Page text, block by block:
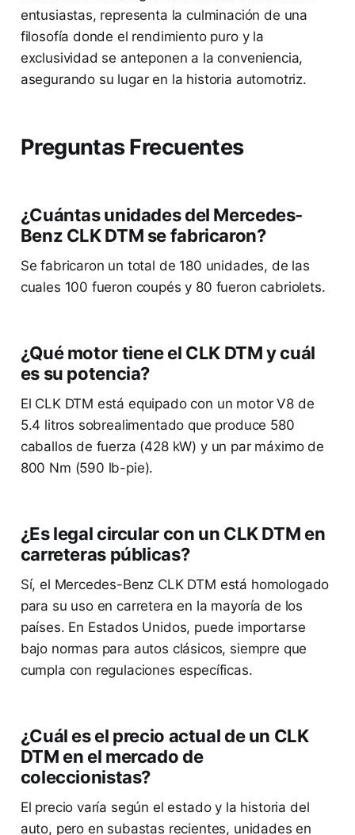
entusiastas, representa la culminación de una
filosofía donde el rendimiento puro y la
exclusividad se anteponen a la conveniencia,
asegurando su lugar en la historia automotriz.
Preguntas Frecuentes
¿Cuántas unidades del Mercedes-
Benz CLK DTM se fabricaron?
Se fabricaron un total de 180 unidades, de las
cuales 100 fueron coupés y 80 fueron cabriolets.
¿Qué motor tiene el CLK DTM y cuál
es su potencia?
El CLK DTM está equipado con un motor V8 de
5.4 litros sobrealimentado que produce 580
caballos de fuerza (428 kW) y un par máximo de
800 Nm (590 lb-pie).
¿Es legal circular con un CLK DTM en
carreteras públicas?
Sí, el Mercedes-Benz CLK DTM está homologado
para su uso en carretera en la mayoría de los
países. En Estados Unidos, puede importarse
bajo normas para autos clásicos, siempre que
cumpla con regulaciones específicas.
¿Cuál es el precio actual de un CLK
DTM en el mercado de
coleccionistas?
El precio varía según el estado y la historia del
auto, pero en subastas recientes, unidades en